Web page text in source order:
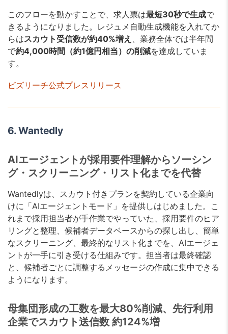
このフローを動かすことで、求人票は最短30秒で生成で
きるようになりました。レジュメ自動生成機能を入れてか
らはスカウト受信数が約40%増え
、業務全体では半年間
で約4,000時間（約1億円相当）の削減を達成していま
す。
ビズリーチ公式プレスリリース
6. Wantedly
AIエージェントが採用要件理解からソーシン
グ・スクリーニング・リスト化までを代替
Wantedlyは、スカウト付きプランを契約している企業向
けに「AIエージェントモード」を提供しはじめました。こ
れまで採用担当者が手作業でやっていた、採用要件のヒア
リングと整理、候補者データベースからの探し出し、簡単
なスクリーニング、最終的なリスト化までを、AIエージェ
ントが一手に引き受ける仕組みです。担当者は最終確認
と、候補者ごとに調整するメッセージの作成に集中できる
ようになります。
母集団形成の工数を最大80%削減、先行利用
企業でスカウト送信数 約124%増